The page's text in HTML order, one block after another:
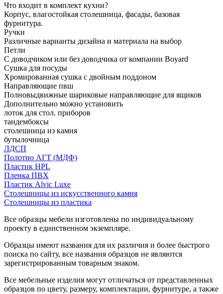
Что входит в комплект кухни?
Корпус, влагостойкая столешница, фасады, базовая
фурнитура.
Ручки
Различные варианты дизайна и материала на выбор
Петли
С доводчиком или без доводчика от компании Boyard
Сушка для посуды
Хромированная сушка с двойным поддоном
Направляющие пвш
Полновыдвижные шариковые направляющие для ящиков
Дополнительно можно установить
лоток для стол. приборов
тандембоксы
столешница из камня
бутылочница
ЛДСП
Полотно АГТ (МДФ)
Пластик HPL
Пленка ПВХ
Пластик Alvic Luxe
Столешницы из искусственного камня
Столешницы из пластика
Все образцы мебели изготовлены по индивидуальному
проекту в единственном экземпляре.
Образцы имеют названия для их различия и более быстрого
поиска по сайту, все названия образцов не являются
зарегистрированным товарным знаком.
Все мебельные изделия могут отличаться от представленных
образцов по цвету, размеру, комплектации, фурнитуре, а также